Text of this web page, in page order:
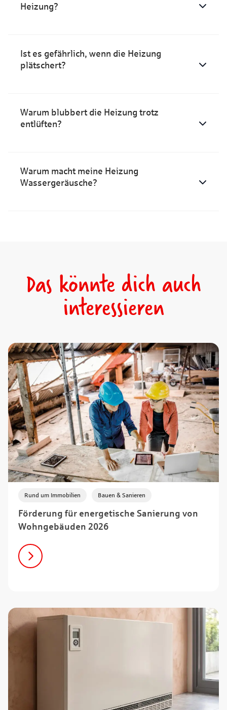
Heizung?
Ist es gefährlich, wenn die Heizung
plätschert?
Warum blubbert die Heizung trotz
entlüften?
Warum macht meine Heizung
Wassergeräusche?
Das könnte dich auch
interessieren
Förderung für energetische Sanierung von
Wohngebäuden 2026
Rund um Immobilien Bauen & Sanieren